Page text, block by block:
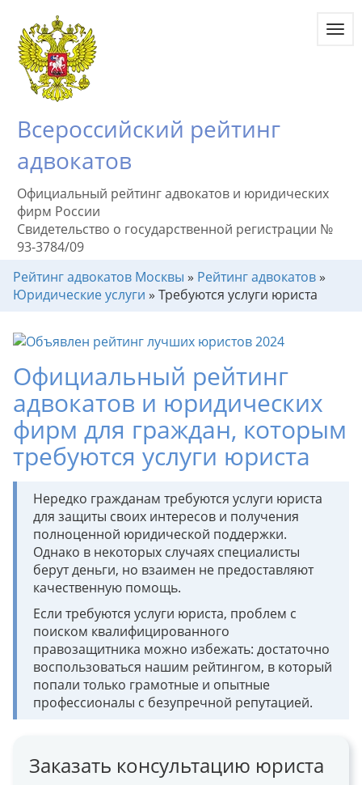
Всероссийский рейтинг
адвокатов
Официальный рейтинг адвокатов и юридических
фирм России
Свидетельство о государственной регистрации №
93-3784/09
Рейтинг адвокатов Москвы » Рейтинг адвокатов»
Юридические услуги » Требуются услуги юриста
Официальный рейтинг
адвокатов и юридических
фирм для граждан, которым
требуются услуги юриста
Нередко гражданам требуются услуги юриста
для защиты своих интересов и получения
полноценной юридической поддержки.
Однако в некоторых случаях специалисты
берут деньги, но взаимен не предоставляют
качественную помощь.
Если требуются услуги юриста, проблем с
поиском квалифицированного
правозащитника можно избежать: достаточно
воспользоваться нашим рейтингом, в который
попали только грамотные и опытные
профессионалы с безупречной репутацией.
Заказать консультацию юриста